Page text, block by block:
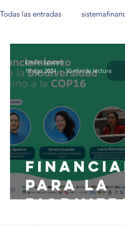
Todas las entradas
para la
Emilio Spataro
19 ago 2024
10 min de lectura